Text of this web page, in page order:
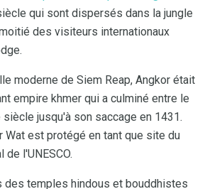
qui sont dispersés dans la jungle
des visiteurs internationaux
moderne de Siem Reap, Angkor était
empire khmer qui a culminé entre le
jusqu'à son saccage en 1431.
Wat est protégé en tant que site du
l'UNESCO.
des temples hindous et bouddhistes